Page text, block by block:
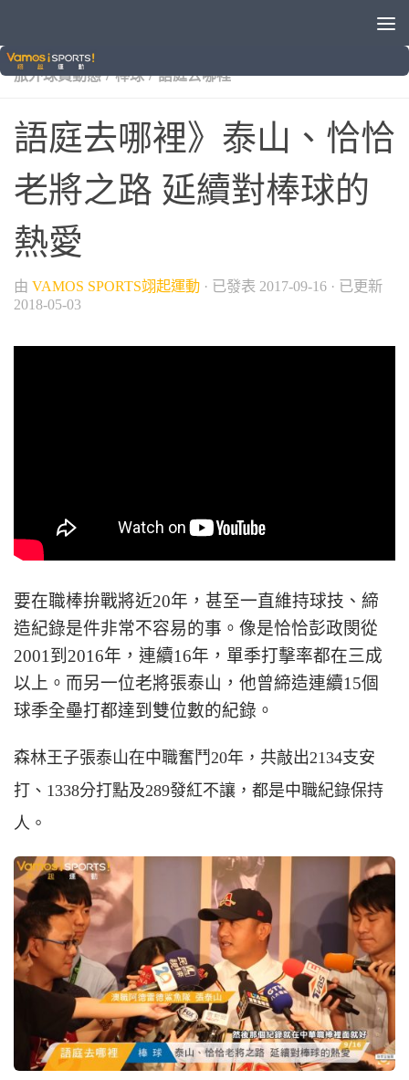
VAMOS自製節目
旅外球員動態 / 棒球 / 語庭去哪裡
語庭去哪裡》泰山、恰恰
老將之路 延續對棒球的
熱愛
由 VAMOS SPORTS翊起運動 · 已發表 2017-09-16 · 已更新
2018-05-03
要在職棒拚戰將近20年，甚至一直維持球技、締
造紀錄是件非常不容易的事。像是恰恰彭政閔從
2001到2016年，連續16年，單季打擊率都在三成
以上。而另一位老將張泰山，他曾締造連續15個
球季全壘打都達到雙位數的紀錄。
森林王子張泰山在中職奮鬥20年，共敲出2134支安
打、1338分打點及289發紅不讓，都是中職紀錄保持
人。